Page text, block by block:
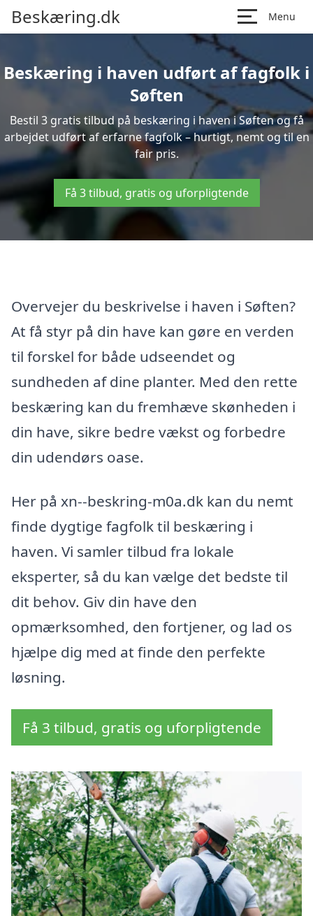
Beskæring.dk Menu
Beskæring i haven udført af fagfolk i
Søften
Bestil 3 gratis tilbud på beskæring i haven i Søften og få
arbejdet udført af erfarne fagfolk – hurtigt, nemt og til en
fair pris.
Få 3 tilbud, gratis og uforpligtende
Overvejer du beskrivelse i haven i Søften?
At få styr på din have kan gøre en verden
til forskel for både udseendet og
sundheden af dine planter. Med den rette
beskæring kan du fremhæve skønheden i
din have, sikre bedre vækst og forbedre
din udendørs oase.
Her på xn--beskring-m0a.dk kan du nemt
finde dygtige fagfolk til beskæring i
haven. Vi samler tilbud fra lokale
eksperter, så du kan vælge det bedste til
dit behov. Giv din have den
opmærksomhed, den fortjener, og lad os
hjælpe dig med at finde den perfekte
løsning.
Få 3 tilbud, gratis og uforpligtende